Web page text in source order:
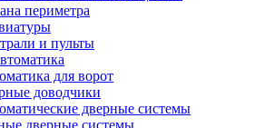
периметра
и пульты
для ворот
доводчики
дверные системы
дверные системы